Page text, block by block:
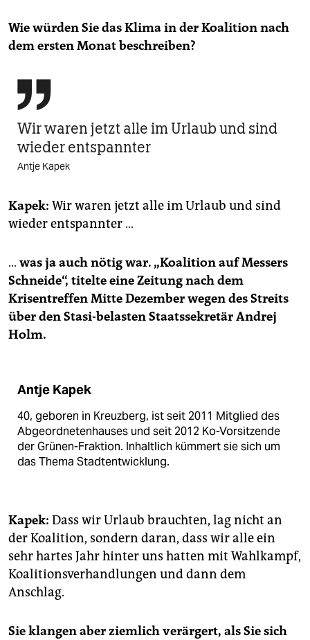
Wie würden Sie das Klima in der Koalition nach
dem ersten Monat beschreiben?

Wir waren jetzt alle im Urlaub und sind
wieder entspannter
Antje Kapek
Kapek: Wir waren jetzt alle im Urlaub und sind
wieder entspannter …
… was ja auch nötig war. „Koalition auf Messers
Schneide“, titelte eine Zeitung nach dem
Krisentreffen Mitte Dezember wegen des Streits
über den Stasi-belasten Staatssekretär Andrej
Holm.
Antje Kapek
40, geboren in Kreuzberg, ist seit 2011 Mitglied des
Abgeordnetenhauses und seit 2012 Ko-Vorsitzende
der Grünen-Fraktion. Inhaltlich kümmert sie sich um
das Thema Stadtentwicklung.
Kapek: Dass wir Urlaub brauchten, lag nicht an
der Koalition, sondern daran, dass wir alle ein
sehr hartes Jahr hinter uns hatten mit Wahlkampf,
Koalitionsverhandlungen und dann dem
Anschlag.
Sie klangen aber ziemlich verärgert, als Sie sich